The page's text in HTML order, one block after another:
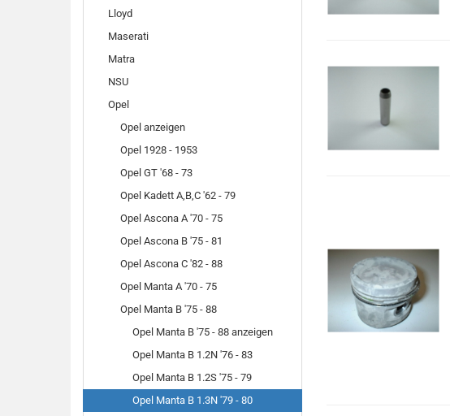
Lloyd
Maserati
Matra
NSU
Opel
Opel anzeigen
Opel 1928 - 1953
Opel GT '68 - 73
Opel Kadett A,B,C '62 - 79
Opel Ascona A '70 - 75
Opel Ascona B '75 - 81
Opel Ascona C '82 - 88
Opel Manta A '70 - 75
Opel Manta B '75 - 88
Opel Manta B '75 - 88 anzeigen
Opel Manta B 1.2N '76 - 83
Opel Manta B 1.2S '75 - 79
Opel Manta B 1.3N '79 - 80